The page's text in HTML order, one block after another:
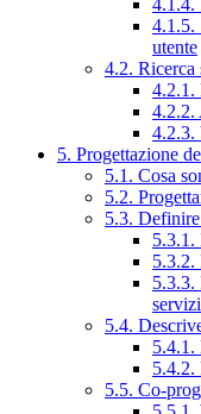
4.1.4.
4.1.5.
utente
4.2. Ricerca
4.2.1.
4.2.2.
4.2.3.
5. Progettazione
5.1. Cosa
5.2.
5.3.
5.3.1.
5.3.2.
5.3.3.
5.4.
5.4.1.
5.4.2.
5.5. Co-